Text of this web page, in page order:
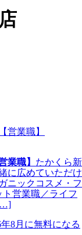
業職】 たかくら新
に広めていただけ
ニックコスメ・フ
営業職／ライフ